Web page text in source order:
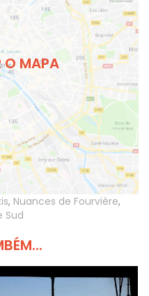
O MAPA
, Nuances de Fourvière,
Sud